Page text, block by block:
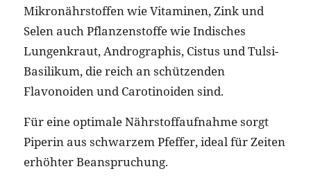
Mikronährstoffen wie Vitaminen, Zink und
Selen auch Pflanzenstoffe wie Indisches
Lungenkraut, Andrographis, Cistus und Tulsi-
Basilikum, die reich an schützenden
Flavonoiden und Carotinoiden sind.
Für eine optimale Nährstoffaufnahme sorgt
Piperin aus schwarzem Pfeffer, ideal für Zeiten
erhöhter Beanspruchung.